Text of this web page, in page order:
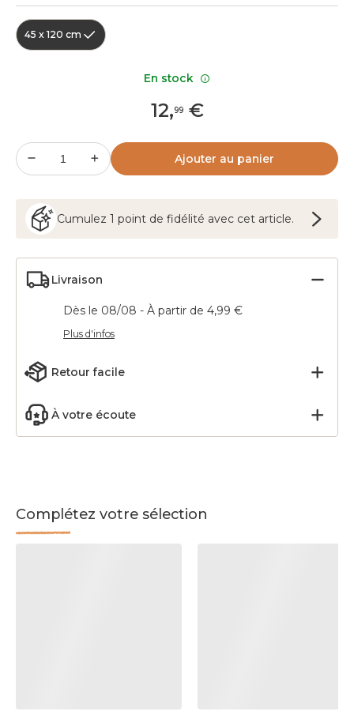
45 x 120 cm
12,99€
Ajouter au panier
Cumulez 1 point de fidélité avec cet article.
Livraison
Dès le 08/08 - À partir de 4,99 €
Plus d'infos
Retour facile
À votre écoute
Complétez votre sélection